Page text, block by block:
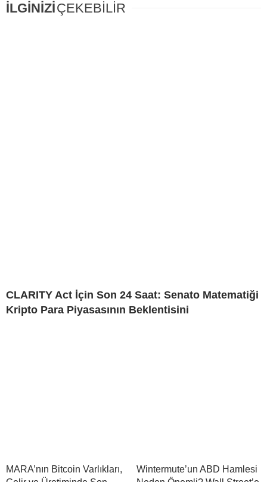
İLGİNİZİÇEKEBİLİR
CLARITY Act İçin Son 24 Saat: Senato Matematiği
Kripto Para Piyasasının Beklentisini
MARA’nın Bitcoin Varlıkları,
Wintermute’un ABD Hamlesi